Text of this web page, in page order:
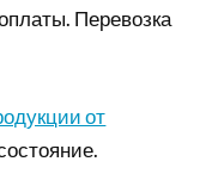
Перевозка
от